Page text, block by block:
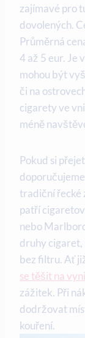
zajímavé pro
dovolených.
Průměrná
4 až 5 eur. Je
mohou být
či na
cigarety ve
méně
Pokud si
tradiční řecké
patří
nebo
druhy
bez filtru. Ať
se těšit na
zážitek. Při
dodržovat
kouření.